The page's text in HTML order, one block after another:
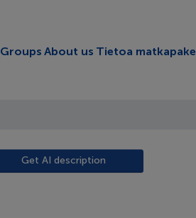
Groups About us Tietoa
Get AI description